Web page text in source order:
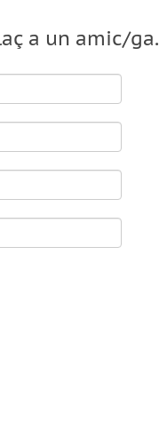
a un amic/ga.